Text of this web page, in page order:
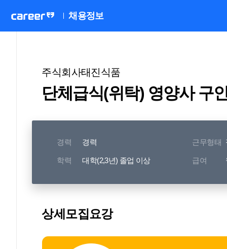
채용정보
주식회사태진식품
단체급식(위탁) 영양사 구
경력 경력 근무형태
학력 대학(2,3년) 졸업 이상 급여
상세모집요강